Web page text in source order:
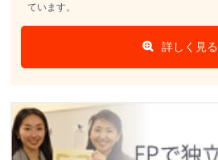
ています。
詳しく見る